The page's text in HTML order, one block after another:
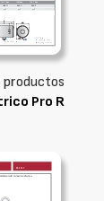
productos
Pro R